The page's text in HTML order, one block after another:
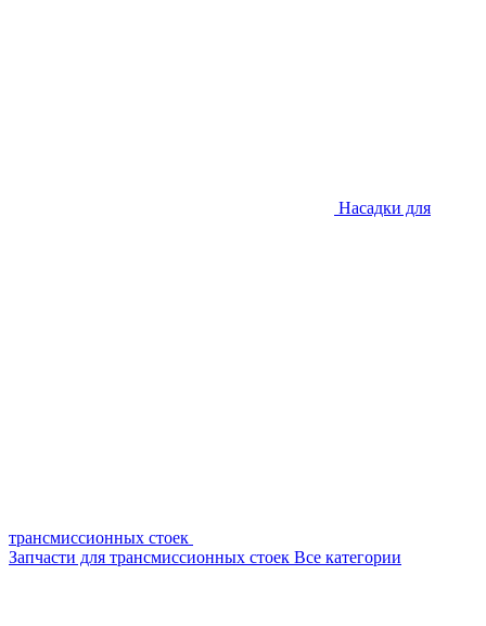
Насадки для
трансмиссионных стоек
Запчасти для трансмиссионных стоек Все категории